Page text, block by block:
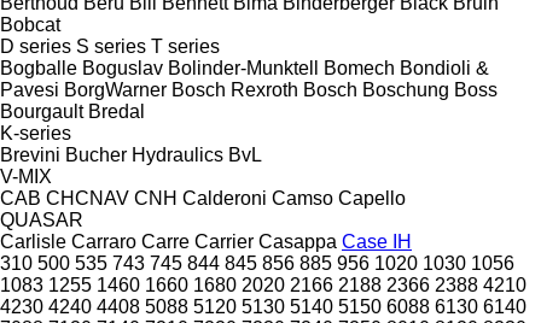
Bobcat
D series S series T series
Bogballe Boguslav Bolinder-Munktell Bomech Bondioli &
Pavesi BorgWarner Bosch Rexroth Bosch Boschung Boss
Bourgault Bredal
K-series
Brevini Bucher Hydraulics BvL
V-MIX
CAB CHCNAV CNH Calderoni Camso Capello
QUASAR
Carlisle Carraro Carre Carrier Casappa Case IH
310 500 535 743 745 844 845 856 885 956 1020 1030 1056
1083 1255 1460 1660 1680 2020 2166 2188 2366 2388 4210
4230 4240 4408 5088 5120 5130 5140 5150 6088 6130 6140